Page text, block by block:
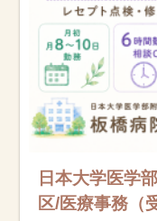
日本大学医学
区/医療事務（